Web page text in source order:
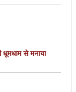
धूमधाम से मनाया